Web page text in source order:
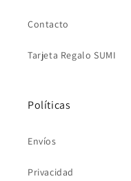
Contacto
Tarjeta Regalo SUMI
Políticas
Envíos
Privacidad